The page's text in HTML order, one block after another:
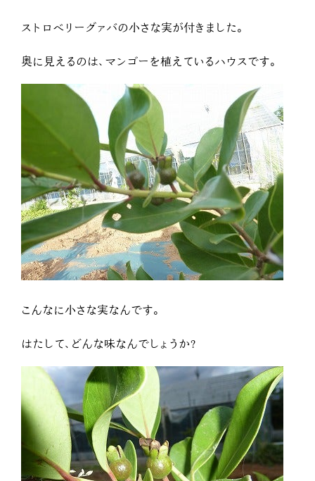
ストロベリーグァバの小さな実が付きました。
奥に見えるのは、マンゴーを植えているハウスです。
こんなに小さな実なんです。
はたして、どんな味なんでしょうか?